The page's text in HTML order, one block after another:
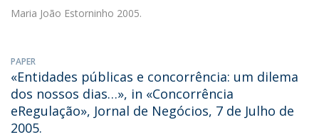
Maria João Estorninho 2005.
PAPER
«Entidades públicas e concorrência: um dilema
dos nossos dias…», in «Concorrência
eRegulação», Jornal de Negócios, 7 de Julho de
2005.